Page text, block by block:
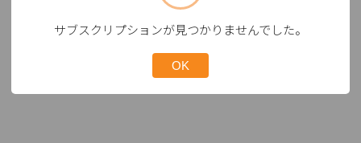
サブスクリプションが見つかりませんでした。
OK